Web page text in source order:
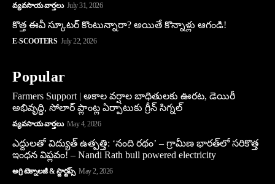
వ్యవసాయ వార్తలు July 31, 2026
కొత్త ఈవీ స్కూట‌ర్ కొంటున్నారా? అయితే కొన్నాళ్లు ఆగండి!
E-SCOOTERS July 22, 2026
Popular
Farmers Support | అకాల వర్షాల బాధితులకు ఊరట, డెయిరీ
అభివృద్ధి, సోలార్ ప్లాంట్ల ఏర్పాటుకు గ్రీన్‌ సిగ్నల్
వ్యవసాయ వార్తలు May 4, 2026
ఎద్దులతో విద్యుత్ ఉత్పత్తి: ‘నంది రథం’ – గ్రామీణ భారత్‌లో సరికొత్త
ఇంధన విప్లవం! – Nandi Rath bull powered electricity
అగ్రి టెక్నాలజీ & స్టార్టప్స్ May 2, 2026